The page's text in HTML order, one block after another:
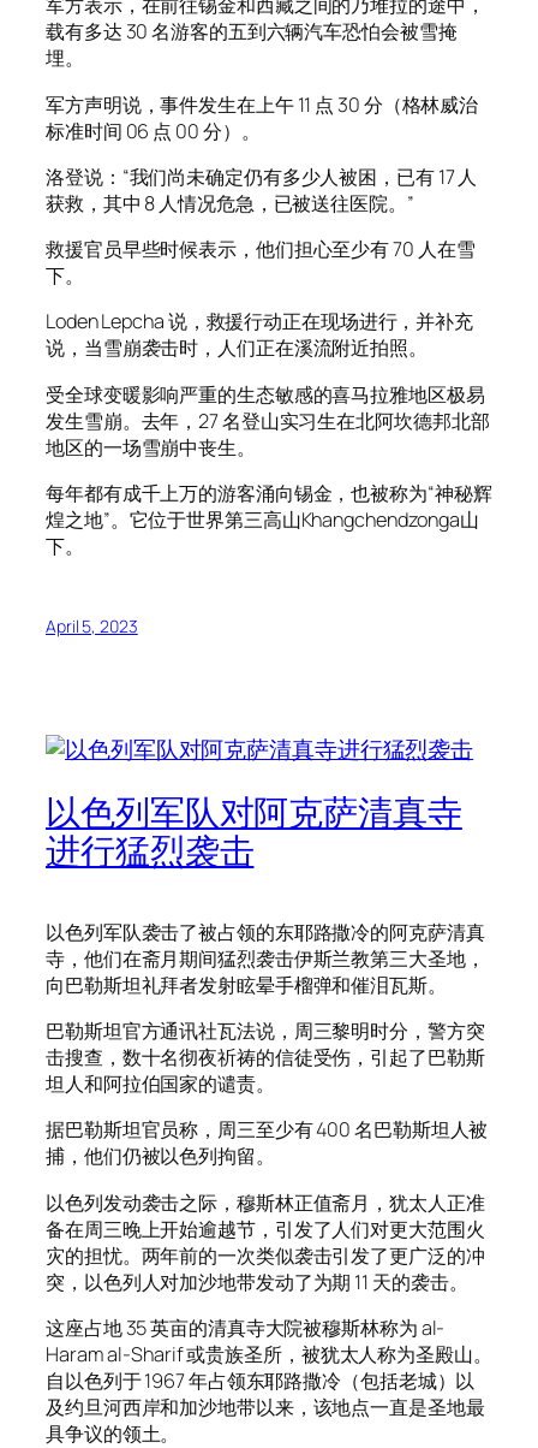
载有多达 30 名游客的五到六辆汽车恐怕会被雪掩
埋。
军方声明说，事件发生在上午 11 点 30 分（格林威治
标准时间 06 点 00 分）。
洛登说：“我们尚未确定仍有多少人被困，已有 17 人
获救，其中 8 人情况危急，已被送往医院。”
救援官员早些时候表示，他们担心至少有 70 人在雪
下。
Loden Lepcha 说，救援行动正在现场进行，并补充
说，当雪崩袭击时，人们正在溪流附近拍照。
受全球变暖影响严重的生态敏感的喜马拉雅地区极易
发生雪崩。去年，27 名登山实习生在北阿坎德邦北部
地区的一场雪崩中丧生。
每年都有成千上万的游客涌向锡金，也被称为“神秘辉
煌之地”。它位于世界第三高山Khangchendzonga山
下。
April 5, 2023
以色列军队对阿克萨清真寺
进行猛烈袭击
以色列军队袭击了被占领的东耶路撒冷的阿克萨清真
寺，他们在斋月期间猛烈袭击伊斯兰教第三大圣地，
向巴勒斯坦礼拜者发射眩晕手榴弹和催泪瓦斯。
巴勒斯坦官方通讯社瓦法说，周三黎明时分，警方突
击搜查，数十名彻夜祈祷的信徒受伤，引起了巴勒斯
坦人和阿拉伯国家的谴责。
据巴勒斯坦官员称，周三至少有 400 名巴勒斯坦人被
捕，他们仍被以色列拘留。
以色列发动袭击之际，穆斯林正值斋月，犹太人正准
备在周三晚上开始逾越节，引发了人们对更大范围火
灾的担忧。两年前的一次类似袭击引发了更广泛的冲
突，以色列人对加沙地带发动了为期 11 天的袭击。
这座占地 35 英亩的清真寺大院被穆斯林称为 al-
Haram al-Sharif 或贵族圣所，被犹太人称为圣殿山。
自以色列于 1967 年占领东耶路撒冷（包括老城）以
及约旦河西岸和加沙地带以来，该地点一直是圣地最
具争议的领土。